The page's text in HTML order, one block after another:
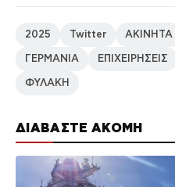
ΔΙΑΒΑΣΤΕ ΑΚΟΜΗ
2025 Twitter ΑΚΙΝΗΤΑ
ΓΕΡΜΑΝΙΑ ΕΠΙΧΕΙΡΗΣΕΙΣ
ΦΥΛΑΚΗ